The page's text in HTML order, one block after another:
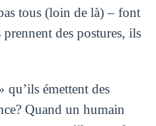
tous (loin de là) – font
des postures, ils
qu’ils émettent des
Quand un humain